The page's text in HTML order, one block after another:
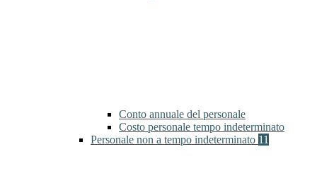
Conto annuale del personale
Costo personale tempo indeterminato
Personale non a tempo indeterminato 11